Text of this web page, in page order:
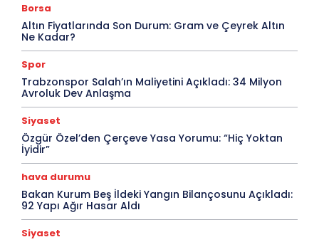
Borsa
Altın Fiyatlarında Son Durum: Gram ve Çeyrek Altın
Ne Kadar?
Spor
Trabzonspor Salah’ın Maliyetini Açıkladı: 34 Milyon
Avroluk Dev Anlaşma
Siyaset
Özgür Özel’den Çerçeve Yasa Yorumu: “Hiç Yoktan
İyidir”
hava durumu
Bakan Kurum Beş İldeki Yangın Bilançosunu Açıkladı:
92 Yapı Ağır Hasar Aldı
Siyaset